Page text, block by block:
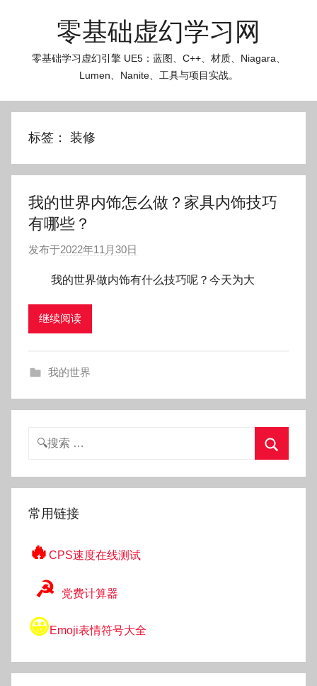
零基础虚幻学习网
零基础学习虚幻引擎 UE5：蓝图、C++、材质、Niagara、
Lumen、Nanite、工具与项目实战。
标签： 装修
我的世界内饰怎么做？家具内饰技巧
有哪些？
发布于2022年11月30日
:
o
我的世界做内饰有什么技巧呢？今天为大
继续阅读
我的世界
搜
索
常用链接
🔥 CPS速度在线测试
☭ 党费计算器
😀Emoji表情符号大全